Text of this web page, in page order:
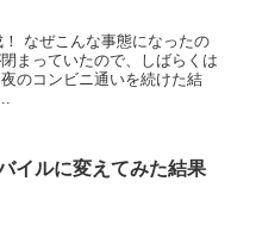
なぜこんな事態になったの
まっていたので、しばらくは
のコンビニ通いを続けた結
イルに変えてみた結果